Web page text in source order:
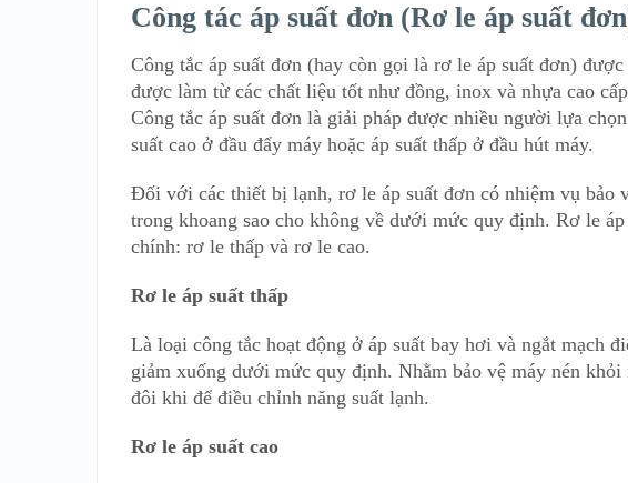
Công tác áp suất đơn (Rơ le áp suất
Công tắc áp suất đơn (hay còn gọi là rơ le áp suất đơn)
được làm từ các chất liệu tốt như đồng, inox và nhựa cao
Công tắc áp suất đơn là giải pháp được nhiều người lựa
suất cao ở đầu đẩy máy hoặc áp suất thấp ở đầu hút máy.
Đối với các thiết bị lạnh, rơ le áp suất đơn có nhiệm vụ bảo
trong khoang sao cho không về dưới mức quy định. Rơ le
chính: rơ le thấp và rơ le cao.
Rơ le áp suất thấp
Là loại công tắc hoạt động ở áp suất bay hơi và ngắt mạch
giảm xuống dưới mức quy định. Nhằm bảo vệ máy nén
đôi khi để điều chỉnh năng suất lạnh.
Rơ le áp suất cao